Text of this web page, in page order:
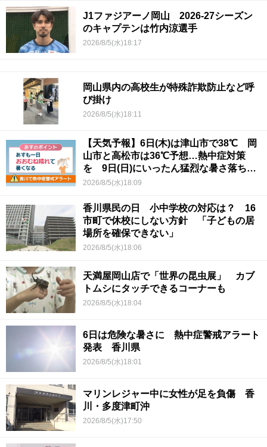
J1ファジアーノ岡山 2026-27シーズン
のキャプテンは竹内涼選手
2026/8/5(水)18:17
岡山県内の高校生が特殊詐欺防止など呼
び掛け
2026/8/5(水)18:11
【天気予報】6日(木)は津山市で38℃ 岡
山市と高松市は36℃予想…熱中症対策
を 9日(日)にいったん猛烈な暑さ落ち着
くか
2026/8/5(水)18:09
香川県民の日 小中学校の対応は？ 16
市町で休校にしない方針 「子どもの居
場所を確保できない」
2026/8/5(水)18:06
天満屋岡山店で「世界の昆虫展」 カブ
トムシにタッチできるコーナーも
2026/8/5(水)18:04
6日は危険な暑さに 熱中症警戒アラート
発表 香川県
2026/8/5(水)18:01
マリンレジャー中に女性が足を負傷 香
川・多度津町沖
2026/8/5(水)17:50